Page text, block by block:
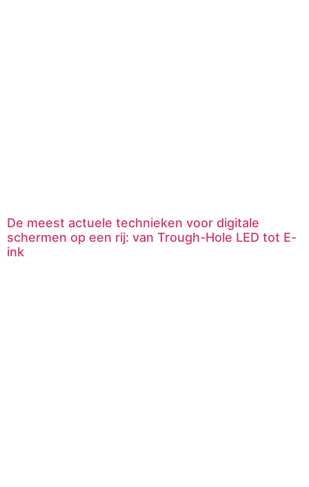
De meest actuele technieken voor digitale
schermen op een rij: van Trough-Hole LED tot E-
ink